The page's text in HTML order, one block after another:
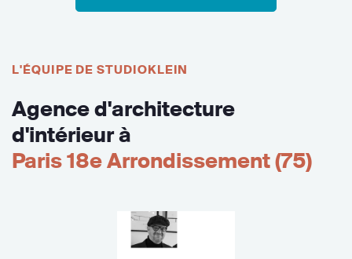
L'ÉQUIPE DE STUDIOKLEIN
Agence d'architecture
d'intérieur à
Paris 18e Arrondissement (75)